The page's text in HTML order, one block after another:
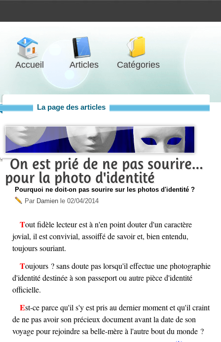
Accueil Articles Catégories
La page des articles
On est prié de ne pas sourire…
pour la photo d'identité
Pourquoi ne doit-on pas sourire sur les photos d'identité ?
Par Damien le 02/04/2014
Tout fidèle lecteur est à n'en point douter d'un caractère
jovial, il est convivial, assoiffé de savoir et, bien entendu,
toujours souriant.
Toujours ? sans doute pas lorsqu'il effectue une photographie
d'identité destinée à son passeport ou autre pièce d'identité
officielle.
Est-ce parce qu'il s'y est pris au dernier moment et qu'il craint
de ne pas avoir son précieux document avant la date de son
voyage pour rejoindre sa belle-mère à l'autre bout du monde ?